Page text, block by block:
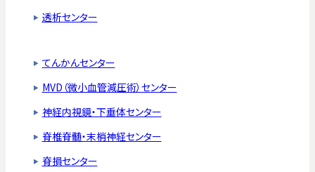
透析センター
てんかんセンター
MVD（微小血管減圧術）センター
神経内視鏡・下垂体センター
脊椎脊髄・末梢神経センター
脊損センター